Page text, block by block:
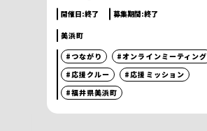
開催日:終了 募集期間:終了
美浜町
#つながり
#オンラインミーティング
#応援クルー
#応援ミッション
#福井県美浜町